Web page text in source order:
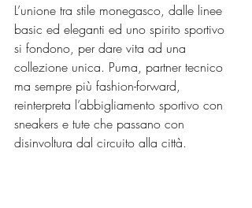
L’unione tra stile monegasco, dalle linee
basic ed eleganti ed uno spirito sportivo
si fondono, per dare vita ad una
collezione unica. Puma, partner tecnico
ma sempre più fashion-forward,
reinterpreta l’abbigliamento sportivo con
sneakers e tute che passano con
disinvoltura dal circuito alla città.